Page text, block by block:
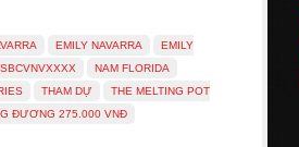
EMILY NAVARRA
EMILY
NAM FLORIDA
THAM DỰ
THE MELTING POT
ĐƯƠNG 275.000 VNĐ